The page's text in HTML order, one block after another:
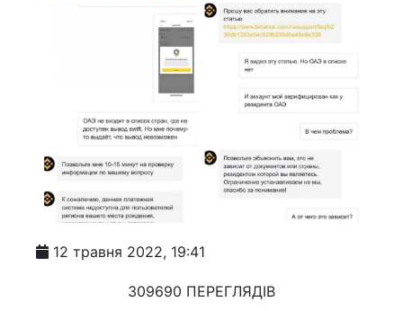
12 травня 2022, 19:41
309690 ПЕРЕГЛЯДІВ